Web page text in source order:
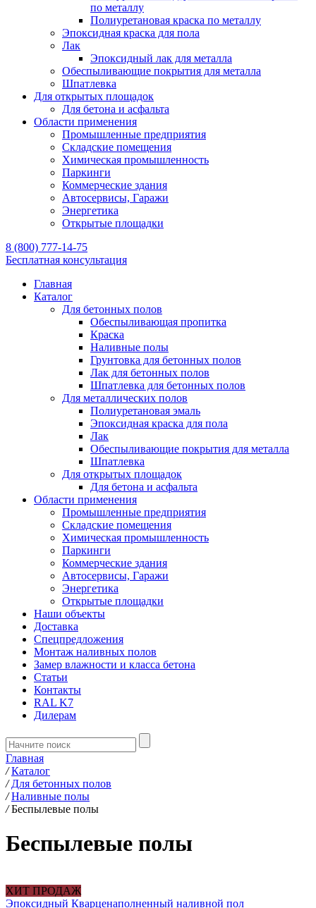
по металлу
Полиуретановая краска по металлу
Эпоксидная краска для пола
Лак
Эпоксидный лак для металла
Обеспыливающие покрытия для металла
Шпатлевка
Для открытых площадок
Для бетона и асфальта
Области применения
Промышленные предприятия
Складские помещения
Химическая промышленность
Паркинги
Коммерческие здания
Автосервисы, Гаражи
Энергетика
Открытые площадки
8 (800) 777-14-75
Бесплатная консультация
Главная
Каталог
Для бетонных полов
Обеспыливающая пропитка
Краска
Наливные полы
Грунтовка для бетонных полов
Лак для бетонных полов
Шпатлевка для бетонных полов
Для металлических полов
Полиуретановая эмаль
Эпоксидная краска для пола
Лак
Обеспыливающие покрытия для металла
Шпатлевка
Для открытых площадок
Для бетона и асфальта
Области применения
Промышленные предприятия
Складские помещения
Химическая промышленность
Паркинги
Коммерческие здания
Автосервисы, Гаражи
Энергетика
Открытые площадки
Наши объекты
Доставка
Спецпредложения
Монтаж наливных полов
Замер влажности и класса бетона
Статьи
Контакты
RAL K7
Дилерам
Главная
/ Каталог
/ Для бетонных полов
/ Наливные полы
/ Беспылевые полы
Беспылевые полы
ХИТ ПРОДАЖ
Эпоксидный Кварценаполненный наливной пол